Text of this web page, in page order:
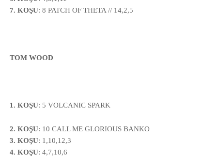
7. KOŞU: 8 PATCH OF THETA // 14,2,5
TOM WOOD
1. KOŞU: 5 VOLCANIC SPARK
2. KOŞU: 10 CALL ME GLORIOUS BANKO
3. KOŞU: 1,10,12,3
4. KOŞU: 4,7,10,6